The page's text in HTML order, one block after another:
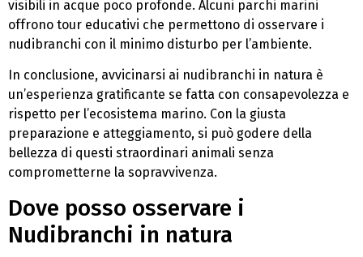
visibili in acque poco profonde. Alcuni parchi marini
offrono tour educativi che permettono di osservare i
nudibranchi con il minimo disturbo per l’ambiente.
In conclusione, avvicinarsi ai nudibranchi in natura è
un’esperienza gratificante se fatta con consapevolezza e
rispetto per l’ecosistema marino. Con la giusta
preparazione e atteggiamento, si può godere della
bellezza di questi straordinari animali senza
comprometterne la sopravvivenza.
Dove posso osservare i
Nudibranchi in natura